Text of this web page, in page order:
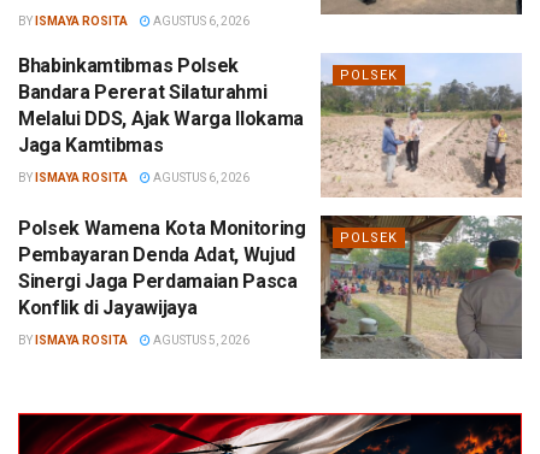
BY ISMAYA ROSITA AGUSTUS 6, 2026
POLSEK
Bhabinkamtibmas Polsek
Bandara Pererat Silaturahmi
Melalui DDS, Ajak Warga Ilokama
Jaga Kamtibmas
BY ISMAYA ROSITA AGUSTUS 6, 2026
POLSEK
Polsek Wamena Kota Monitoring
Pembayaran Denda Adat, Wujud
Sinergi Jaga Perdamaian Pasca
Konflik di Jayawijaya
BY ISMAYA ROSITA AGUSTUS 5, 2026